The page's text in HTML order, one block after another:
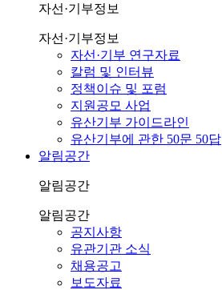
자선·기부정보
자선·기부정보
자선·기부 연구자료
칼럼 및 인터뷰
정책이슈 및 포럼
지원공모 사업
유산기부 가이드라인
유산기부에 관한 50문 50답
알림공간
알림공간
알림공간
공지사항
유관기관 소식
채용공고
보도자료